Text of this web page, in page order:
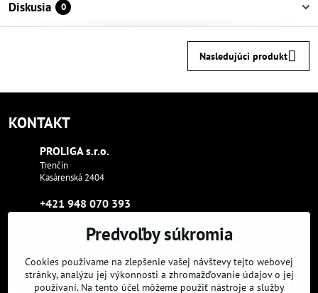
Diskusia 0
Nasledujúci produkt
KONTAKT
PROLIGA s​.r​.o​.
Trenčín
Kasárenská 2404
+421 948 070 393
proliga​@proliga​.eu
Sme tam, kde aj vy:
Predvoľby súkromia
Cookies používame na zlepšenie vašej návštevy tejto webovej
stránky, analýzu jej výkonnosti a zhromažďovanie údajov o jej
používaní. Na tento účel môžeme použiť nástroje a služby